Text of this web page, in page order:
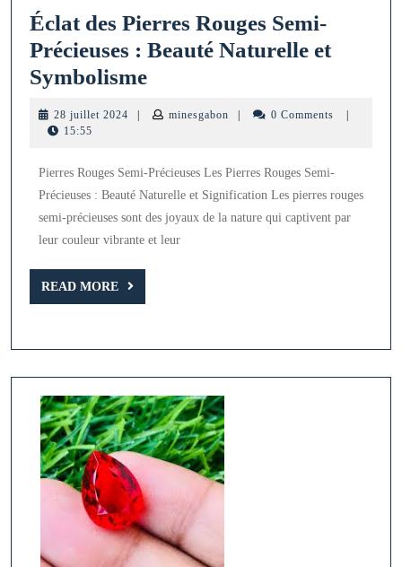
Éclat des Pierres Rouges Semi-
Précieuses : Beauté Naturelle et
SymbolismeÉclat
des
Semi-
Précieuses
:
Symbolisme
28 juillet 2024 28
minesgabon minesgabon0 Comments
15:55
Pierres Rouges Semi-Précieuses Les Pierres Rouges Semi-
Précieuses : Beauté Naturelle et Signification Les pierres rouges
semi-précieuses sont des joyaux de la nature qui captivent par
leur couleur vibrante et leur
READ MORE
READ
MORE